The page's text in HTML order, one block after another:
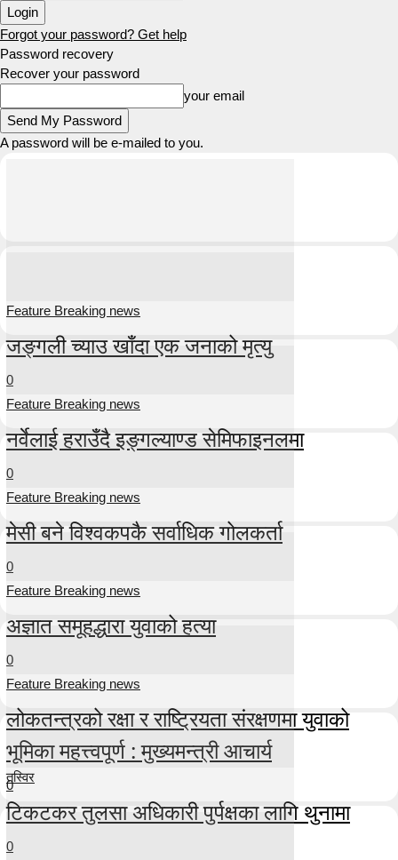
Forgot your password? Get help
Password recovery
Recover your password
your email
A password will be e-mailed to you.
Feature Breaking news
जङ्गली च्याउ खाँदा एक जनाको मृत्यु
0
Feature Breaking news
नर्वेलाई हराउँदै इङ्गल्याण्ड सेमिफाइनलमा
0
Feature Breaking news
मेसी बने विश्वकपकै सर्वाधिक गोलकर्ता
0
Feature Breaking news
अज्ञात समूहद्धारा युवाको हत्या
0
Feature Breaking news
लोकतन्त्रको रक्षा र राष्ट्रियता संरक्षणमा युवाको
भूमिका महत्त्वपूर्ण : मुख्यमन्त्री आचार्य
0
तस्विर
टिकटकर तुलसा अधिकारी पुर्पक्षका लागि थुनामा
0